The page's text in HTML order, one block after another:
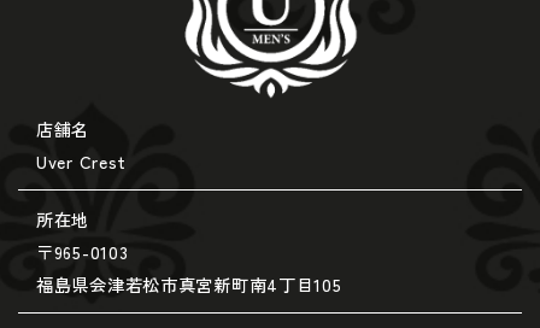
店舗名
Uver Crest
所在地
〒965-0103
福島県会津若松市真宮新町南4丁目105